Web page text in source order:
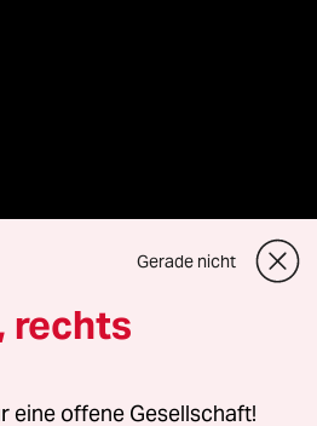
GmbH
Fragen oder für Genehmigungen
Gerade nicht
rechts
eine offene Gesellschaft!